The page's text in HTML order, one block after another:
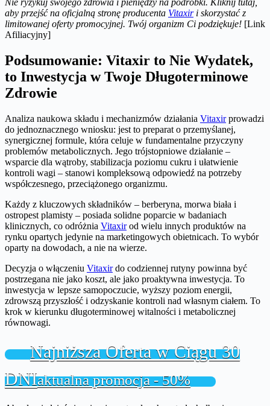
aby przejść na oficjalną stronę producenta Vitaxiri skorzystać z
limitowanej oferty promocyjnej. Twój organizm Ci podziękuje! [Link
Afiliacyjny]
Podsumowanie: Vitaxir to Nie Wydatek,
to Inwestycja w Twoje Długoterminowe
Zdrowie
Analiza naukowa składu i mechanizmów działania Vitaxirprowadzi
do jednoznacznego wniosku: jest to preparat o przemyślanej,
synergicznej formule, która celuje w fundamentalne przyczyny
problemów metabolicznych. Jego trójstopniowe działanie –
wsparcie dla wątroby, stabilizacja poziomu cukru i ułatwienie
kontroli wagi – stanowi kompleksową odpowiedź na potrzeby
współczesnego, przeciążonego organizmu.
Każdy z kluczowych składników – berberyna, morwa biała i
ostropest plamisty – posiada solidne poparcie w badaniach
klinicznych, co odróżnia Vitaxirod wielu innych produktów na
rynku opartych jedynie na marketingowych obietnicach. To wybór
oparty na dowodach, a nie na wierze.
Decyzja o włączeniu Vitaxirdo codziennej rutyny powinna być
postrzegana nie jako koszt, ale jako proaktywna inwestycja. To
inwestycja w lepsze samopoczucie, wyższy poziom energii,
zdrowszą przyszłość i odzyskanie kontroli nad własnym ciałem. To
krok w kierunku długoterminowej witalności i metabolicznej
równowagi.
Najniższa Oferta w Ciągu 30
DNIaktualna promocja - 50%